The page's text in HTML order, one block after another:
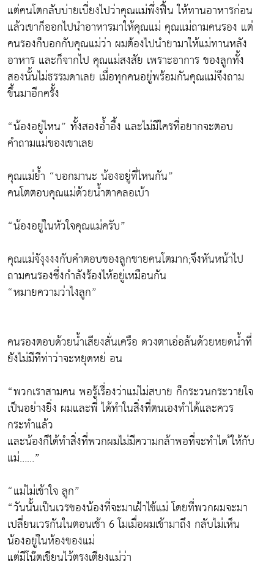
แต่คนโตกลับบ่ายเบี่ยงไปว่าคุณแม่พึ่งฟื้น ให้ทานอาหารก่อน
แล้วเขาก็ออกไปนำอาหารมาให้คุณแม่ คุณแม่ถามคนรอง แต่
คนรองก็บอกกับคุณแม่ว่า ผมต้องไปนำยามาให้แม่ทานหลัง
อาหาร และก็จากไป คุณแม่สงสัย เพราะอาการ ของลูกทั้ง
สองนั้นไม่ธรรมดาเลย เมื่อทุกคนอยู่พร้อมกันคุณแม่จึงถาม
ขึ้นมาอีกครั้ง
“น้องอยู่ไหน” ทั้งสองอ้ำอึ้ง และไม่มีใครที่อยากจะตอบ
คำถามแม่ของเขาเลย
คุณแม่ย้ำ “บอกมานะ น้องอยู่ที่ไหนกัน”
คนโตตอบคุณแม่ด้วยน้ำตาคลอเบ้า
“น้องอยู่ในหัวใจคุณแม่ครับ”
คุณแม่จังุงงงกับคำตอบของลูกชายคนโตมาก;จึงหันหน้าไป
ถามคนรองซึ่งกำลังร้องไห้อยู่เหมือนกัน
“หมายความว่าไงลูก”
คนรองตอบด้วยน้ำเสียงสั่นเครือ ดวงตาเอ่อล้นด้วยหยดน้ำที่
ยังไม่มีทีท่าว่าจะหยุดหย่ อน
“พวกเราสามคน พอรู้เรื่องว่าแม่ไม่สบาย ก็กระวนกระวายใจ
เป็นอย่างยิ่ง ผมและพี่ ได้ทำในสิ่งที่ตนเองทำได้และควร
กระทำแล้ว
และน้องก็ได้ทำสิ่งที่พวกผมไม่มีความกล้าพอที่จะทำได ้ให้กับ
แม่……”
“แม่ไม่เข้าใจ ลูก”
“วันนั้นเป็นเวรของน้องที่จะมาเฝ้าไข้แม่ โดยที่พวกผมจะมา
เปลี่ยนเวรกันในตอนเช้า 6 โมเมื่อผมเข้ามาถึง กลับไม่เห็น
น้องอยู่ในห้องของแม่
แต่มีโน๊ตเขียนไว้ตรงเตียงแม่ว่า